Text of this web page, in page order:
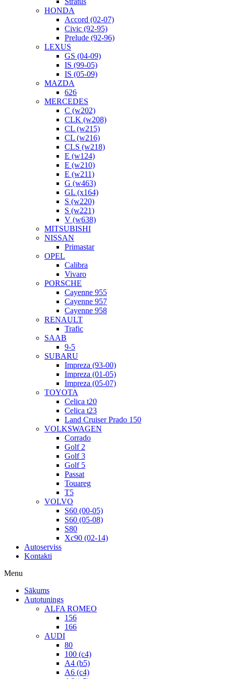
HONDA
Accord (02-07)
Civic (92-95)
Prelude (92-96)
LEXUS
GS (04-09)
IS (99-05)
IS (05-09)
MAZDA
626
MERCEDES
C (w202)
CLK (w208)
CL (w215)
CL (w216)
CLS (w218)
E (w124)
E (w210)
E (w211)
G (w463)
GL (x164)
S (w220)
S (w221)
V (w638)
MITSUBISHI
NISSAN
Primastar
OPEL
Calibra
Vivaro
PORSCHE
Cayenne 955
Cayenne 957
Cayenne 958
RENAULT
Trafic
SAAB
9-5
SUBARU
Impreza (93-00)
Impreza (01-05)
Impreza (05-07)
TOYOTA
Celica t20
Celica t23
Land Cruiser Prado 150
VOLKSWAGEN
Corrado
Golf 2
Golf 3
Golf 5
Passat
Touareg
T5
VOLVO
S60 (00-05)
S60 (05-08)
S80
Xc90 (02-14)
Autoserviss
Kontakti
Menu
Sākums
Autotunings
ALFA ROMEO
156
166
AUDI
80
100 (c4)
A4 (b5)
A6 (c4)